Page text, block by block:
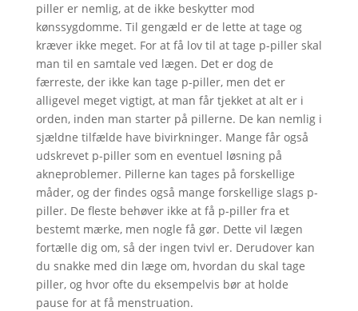
piller er nemlig, at de ikke beskytter mod
kønssygdomme. Til gengæld er de lette at tage og
kræver ikke meget. For at få lov til at tage p-piller skal
man til en samtale ved lægen. Det er dog de
færreste, der ikke kan tage p-piller, men det er
alligevel meget vigtigt, at man får tjekket at alt er i
orden, inden man starter på pillerne. De kan nemlig i
sjældne tilfælde have bivirkninger. Mange får også
udskrevet p-piller som en eventuel løsning på
akneproblemer. Pillerne kan tages på forskellige
måder, og der findes også mange forskellige slags p-
piller. De fleste behøver ikke at få p-piller fra et
bestemt mærke, men nogle få gør. Dette vil lægen
fortælle dig om, så der ingen tvivl er. Derudover kan
du snakke med din læge om, hvordan du skal tage
piller, og hvor ofte du eksempelvis bør at holde
pause for at få menstruation.